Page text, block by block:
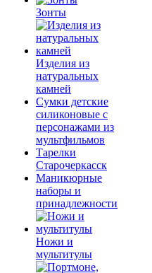
Зонты
Изделия из
натуральных
камней
Сумки детские
силиконовые с
персонажами из
мультфильмов
Тарелки
Старочеркасск
Маникюрные
наборы и
принадлежности
Ножи и
мультитулы